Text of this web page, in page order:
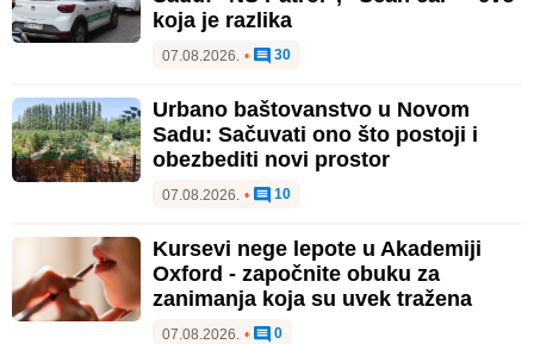
koja je razlika
07.08.2026. • 30
Urbano baštovanstvo u Novom
Sadu: Sačuvati ono što postoji i
obezbediti novi prostor
07.08.2026. • 10
Kursevi nege lepote u Akademiji
Oxford - započnite obuku za
zanimanja koja su uvek tražena
07.08.2026. • 0